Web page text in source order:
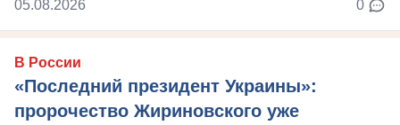
05.08.2026 0
В России
«Последний президент Украины»:
пророчество Жириновского уже